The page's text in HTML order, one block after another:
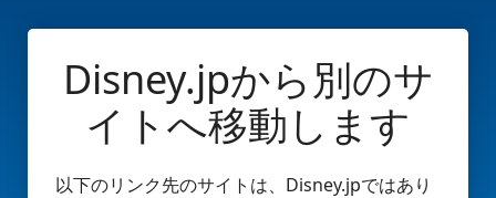
Disney.jpから別のサ
イトへ移動します
以下のリンク先のサイトは、Disney.jpではあり